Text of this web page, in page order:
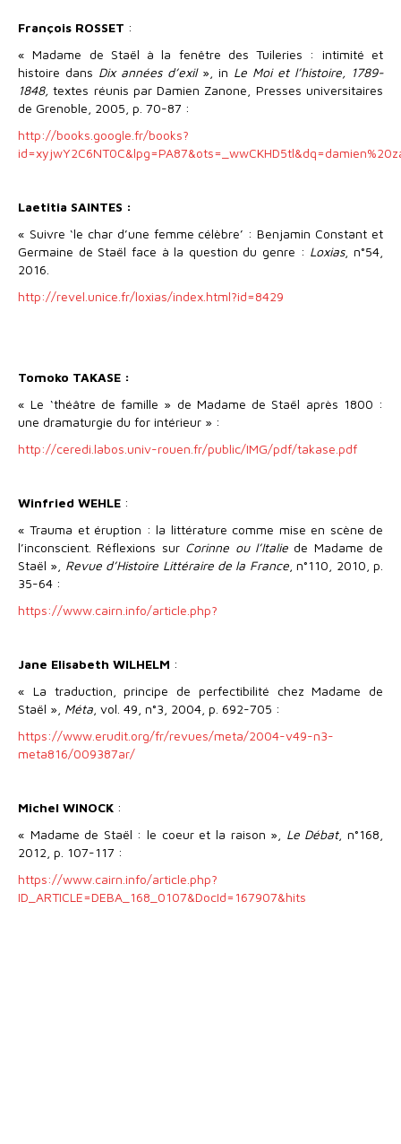
François ROSSET :
« Madame de Staël à la fenêtre des Tuileries : intimité et
histoire dans Dix années d’exil », in Le Moi et l’histoire, 1789-
1848, textes réunis par Damien Zanone, Presses universitaires
de Grenoble, 2005, p. 70-87 :
http://books.google.fr/books?
Laetitia SAINTES :
« Suivre ‘le char d’une femme célèbre’ : Benjamin Constant et
Germaine de Staël face à la question du genre : Loxias, n°54,
2016.
http://revel.unice.fr/loxias/index.html?id=8429
Tomoko TAKASE :
« Le ‘théâtre de famille » de Madame de Staël après 1800 :
une dramaturgie du for intérieur » :
http://ceredi.labos.univ-rouen.fr/public/IMG/pdf/takase.pdf
Winfried WEHLE :
« Trauma et éruption : la littérature comme mise en scène de
l’inconscient. Réflexions sur Corinne ou l’Italiede Madame de
Staël », Revue d’Histoire Littéraire de la France, n°110, 2010, p.
35-64 :
https://www.cairn.info/article.php?
Jane Elisabeth WILHELM :
« La traduction, principe de perfectibilité chez Madame de
Staël », Méta , vol. 49, n°3, 2004, p. 692-705 :
https://www.erudit.org/fr/revues/meta/2004-v49-n3-
meta816/009387ar/
Michel WINOCK :
« Madame de Staël : le coeur et la raison »,
Le Débat, n°168,
2012, p. 107-117 :
https://www.cairn.info/article.php?
ID_ARTICLE=DEBA_168_0107&DocId=167907&hits